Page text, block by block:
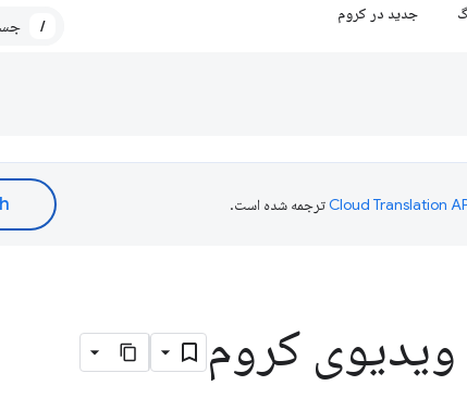
جدید در کروم
/
ترجمه شده است.
ویدیوی کروم